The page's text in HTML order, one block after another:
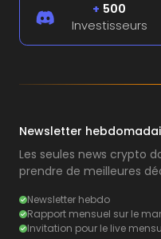
+ 500
Investisseurs
Newsletter
Les seules news crypto
prendre de meilleures
Newsletter hebdo
Rapport mensuel sur le
Invitation pour le live